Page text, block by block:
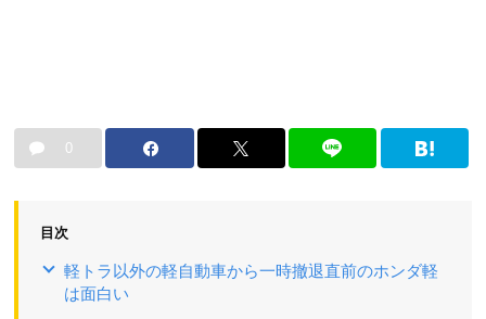
0
目次
軽トラ以外の軽自動車から一時撤退直前のホンダ軽
は面白い